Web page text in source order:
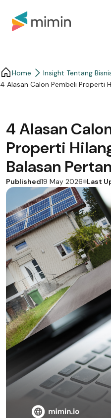
Home
Insight Tentang
4 Alasan Calon Pembeli Properti
4 Alasan
Properti
Balasan
Published19 May 2026 Last